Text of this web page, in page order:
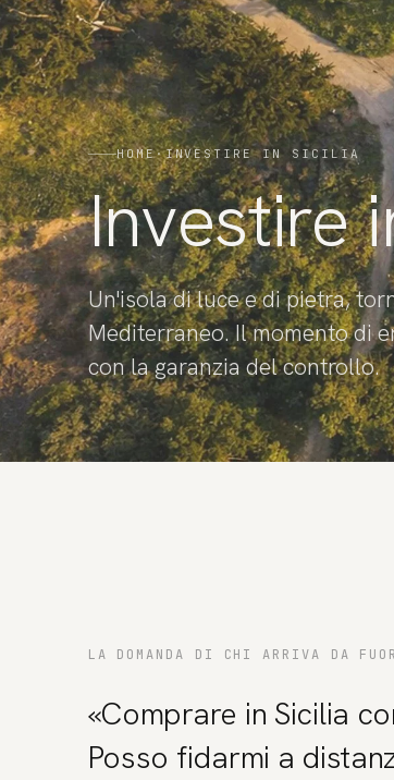
HOME·INVESTIRE IN SICILIA
Investire
Un'isola di luce e di pietra,
Mediterraneo. Il momento di
con la garanzia del controllo.
LA DOMANDA DI CHI ARRIVA DA
«Comprare in Sicilia
Posso fidarmi a